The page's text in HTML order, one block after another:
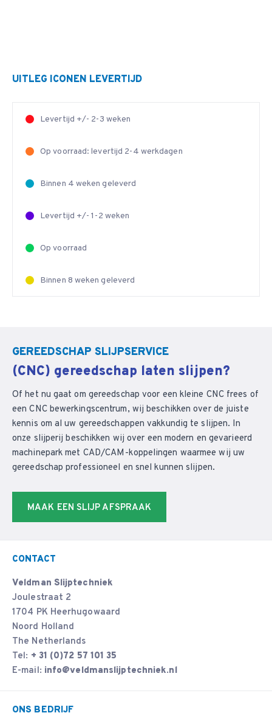
UITLEG ICONEN LEVERTIJD
Levertijd +/- 2-3 weken
Op voorraad: levertijd 2-4 werkdagen
Binnen 4 weken geleverd
Levertijd +/- 1-2 weken
Op voorraad
Binnen 8 weken geleverd
GEREEDSCHAP SLIJPSERVICE
(CNC) gereedschap laten slijpen?
Of het nu gaat om gereedschap voor een kleine CNC frees of
een CNC bewerkingscentrum, wij beschikken over de juiste
kennis om al uw gereedschappen vakkundig te slijpen. In
onze slijperij beschikken wij over een modern en gevarieerd
machinepark met CAD/CAM-koppelingen waarmee wij uw
gereedschap professioneel en snel kunnen slijpen.
MAAK EEN SLIJP AFSPRAAK
CONTACT
Veldman Slijptechniek
Joulestraat 2
1704 PK Heerhugowaard
Noord Holland
The Netherlands
Tel: + 31 (0)72 57 101 35
E-mail: info@veldmanslijptechniek.nl
ONS BEDRIJF